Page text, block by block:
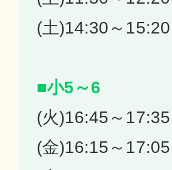
(土)14:30～15:20
■小5～6
(火)16:45～17:35
(金)16:15～17:05